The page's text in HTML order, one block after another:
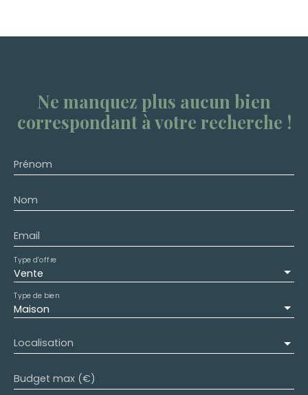
Ne manquez plus aucun bien
correspondant à votre recherche !
Prénom
Nom
Email
Vente
Type d'offre
Maison
Type de bien
Localisation
Budget max (€)